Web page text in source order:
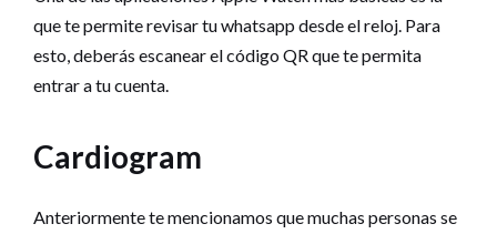
que te permite revisar tu whatsapp desde el reloj. Para
esto, deberás escanear el código QR que te permita
entrar a tu cuenta.
Cardiogram
Anteriormente te mencionamos que muchas personas se